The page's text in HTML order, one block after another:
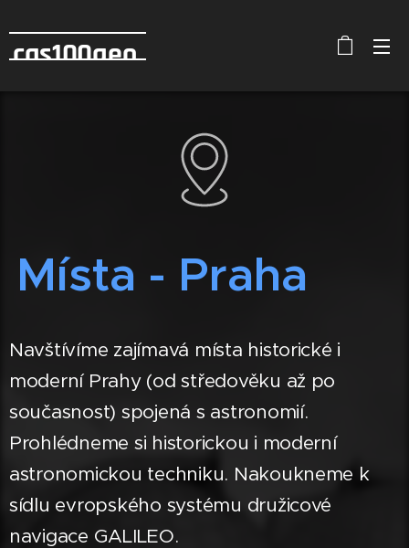
cas100geo
Místa - Praha
Navštívíme zajímavá místa historické i
moderní Prahy (od středověku až po
současnost) spojená s astronomií.
Prohlédneme si historickou i moderní
astronomickou techniku. Nakoukneme k
sídlu evropského systému družicové
navigace GALILEO.